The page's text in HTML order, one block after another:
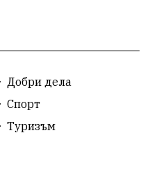
Добри дела
Спорт
Туризъм